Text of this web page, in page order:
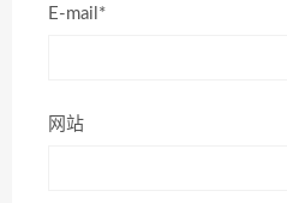
E-mail*
网站